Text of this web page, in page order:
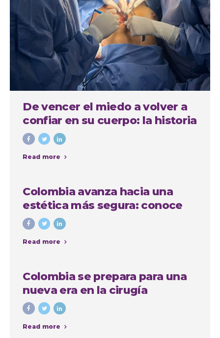
De vencer el miedo a volver a
confiar en su cuerpo: la historia
de Anna, paciente
internacional en Medellín
Read more
Colombia avanza hacia una
estética más segura: conoce
quiénes podrán realizar
procedimientos estéticos
Read more
Colombia se prepara para una
nueva era en la cirugía
estética: avanza proyecto de
ley que regula las
intervenciones con fines
Read more